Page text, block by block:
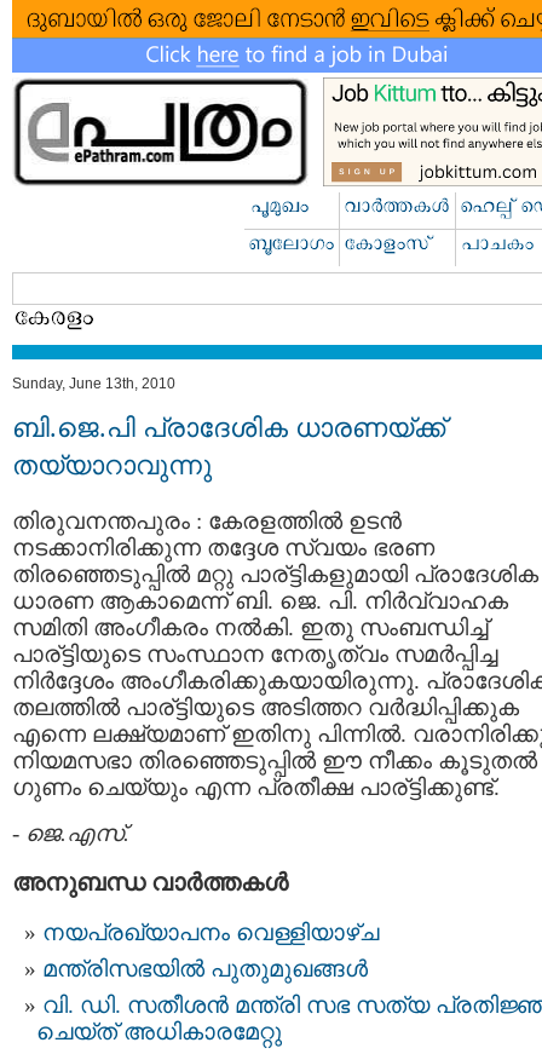
Sunday, June 13th, 2010
ബി.ജെ.പി പ്രാദേശിക ധാരണയ്ക്ക്
തയ്യാറാവുന്നു
തിരുവനന്തപുരം : കേരളത്തില്‍ ഉടന്‍
നടക്കാനിരിക്കുന്ന തദ്ദേശ സ്വയം ഭരണ
തിരഞ്ഞെടുപ്പില്‍ മറ്റു പാര്ട്ടികളുമായി പ്രാദേശിക
ധാരണ ആകാമെന്ന് ബി. ജെ. പി. നിര്‍വ്വാഹക
സമിതി അംഗീകരം നല്‍കി. ഇതു സംബന്ധിച്ച്
പാര്ട്ടിയുടെ സംസ്ഥാന നേതൃത്വം സമര്‍പ്പിച്ച
നിര്‍ദ്ദേശം അംഗീകരിക്കുകയായിരുന്നു.
തലത്തില്‍ പാര്ട്ടിയുടെ അടിത്തറ വര്‍ദ്ധിപ്പിക്കുക
എന്നെ ലക്ഷ്യമാണ് ഇതിനു പിന്നില്‍.
നിയമസഭാ തിരഞ്ഞെടുപ്പില്‍ ഈ നീക്കം കൂടുതല്‍
ഗുണം ചെയ്യും എന്ന പ്രതീക്ഷ പാര്ട്ടിക്കുണ്ട്.
- ജെ.എസ്.
അനുബന്ധ വാര്‍ത്തകള്‍
നയപ്രഖ്യാപനം വെള്ളിയാഴ്ച
മന്ത്രിസഭയിൽ പുതുമുഖങ്ങൾ
വി. ഡി. സതീശന്‍ മന്ത്രി സഭ സത്യ
ചെയ്ത് അധികാരമേറ്റു